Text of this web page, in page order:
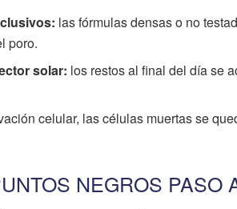
las fórmulas densas o no
poro.
solar: los restos al final del día se
celular, las células muertas se
NEGROS PASO